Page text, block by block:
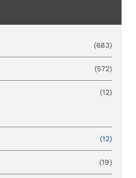
(683)
(572)
(12)
(12)
(19)